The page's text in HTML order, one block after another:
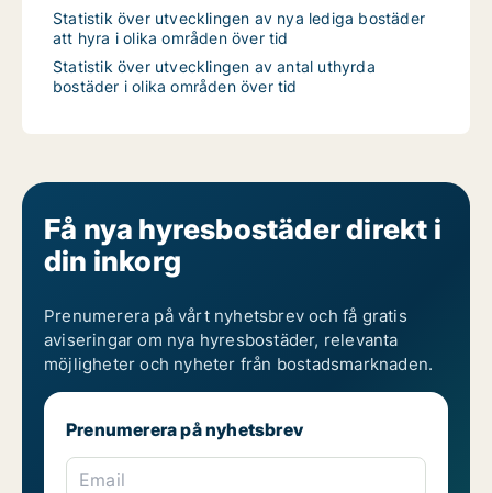
Statistik över utvecklingen av nya lediga bostäder
att hyra i olika områden över tid
Statistik över utvecklingen av antal uthyrda
bostäder i olika områden över tid
Få nya hyresbostäder direkt i
din inkorg
Prenumerera på vårt nyhetsbrev och få gratis
aviseringar om nya hyresbostäder, relevanta
möjligheter och nyheter från bostadsmarknaden.
Prenumerera på nyhetsbrev
Email